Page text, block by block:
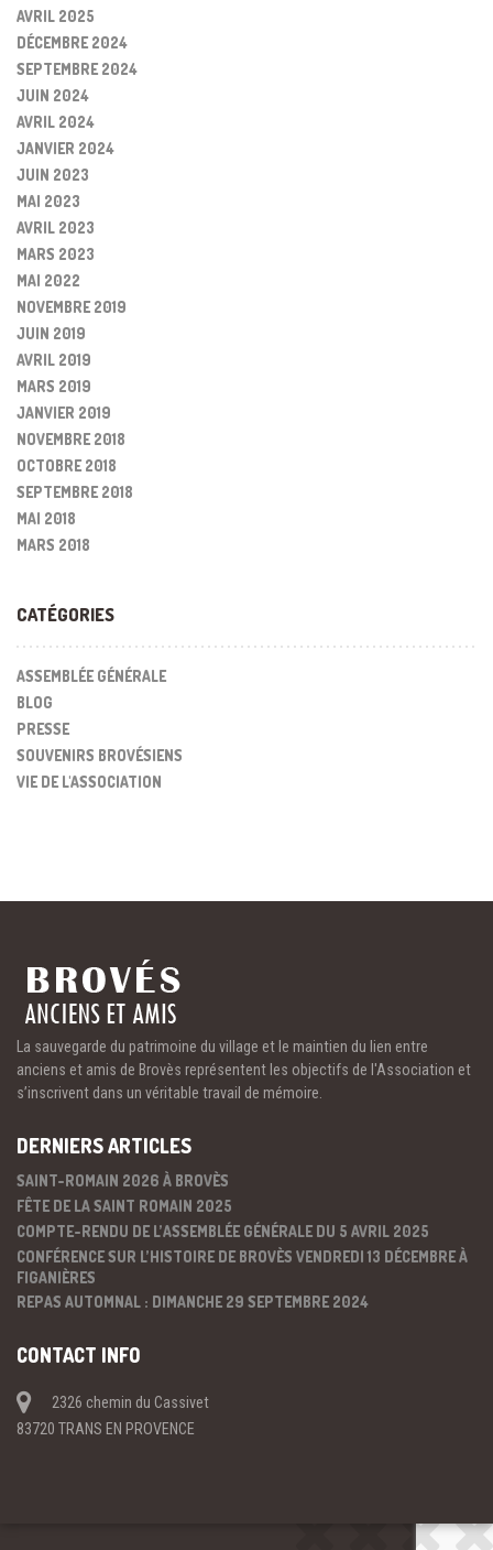
AVRIL 2025
DÉCEMBRE 2024
SEPTEMBRE 2024
JUIN 2024
AVRIL 2024
JANVIER 2024
JUIN 2023
MAI 2023
AVRIL 2023
MARS 2023
MAI 2022
NOVEMBRE 2019
JUIN 2019
AVRIL 2019
MARS 2019
JANVIER 2019
NOVEMBRE 2018
OCTOBRE 2018
SEPTEMBRE 2018
MAI 2018
MARS 2018
CATÉGORIES
ASSEMBLÉE GÉNÉRALE
BLOG
PRESSE
SOUVENIRS BROVÉSIENS
VIE DE L'ASSOCIATION
La sauvegarde du patrimoine du village et le maintien du lien entre
anciens et amis de Brovès représentent les objectifs de l'Association et
s’inscrivent dans un véritable travail de mémoire.
DERNIERS ARTICLES
SAINT-ROMAIN 2026 À BROVÈS
FÊTE DE LA SAINT ROMAIN 2025
COMPTE-RENDU DE L’ASSEMBLÉE GÉNÉRALE DU 5 AVRIL 2025
CONFÉRENCE SUR L’HISTOIRE DE BROVÈS VENDREDI 13 DÉCEMBRE À
FIGANIÈRES
REPAS AUTOMNAL : DIMANCHE 29 SEPTEMBRE 2024
CONTACT INFO
2326 chemin du Cassivet
83720 TRANS EN PROVENCE